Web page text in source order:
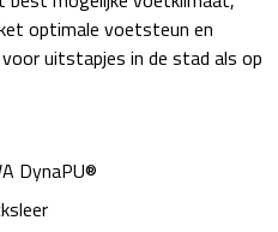
optimale voetsteun en
uitstapjes in de stad als op
DynaPU®